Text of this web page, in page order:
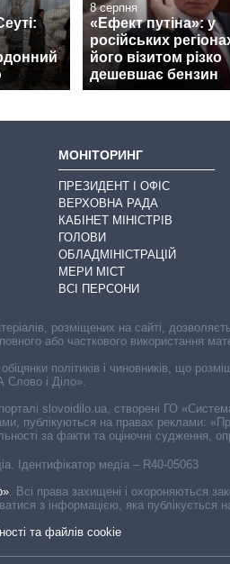
8 серпня
«Ефект путіна»: у
російських
його візитом різко
дешевшає бензин
МОНІТОРИНГ
ПРЕЗИДЕНТ І ОФІС
ВЕРХОВНА РАДА
КАБІНЕТ МІНІСТРІВ
ГОЛОВИ
ОБЛАДМІНІСТРАЦІЙ
МЕРИ МІСТ
ВСІ ПЕРСОНИ
Ідентифікатор медіа – R40-05063
Всі права захищені і охороняються
з інформацією, яка публікується
та файлів cookie
розміщених на сайті,
або часткового використання
політиків і чиновників, що
Слово і Діло».
slovoidilo.ua, створені ГО
публікуються на правах реклами:
за факти та оціночні судження,